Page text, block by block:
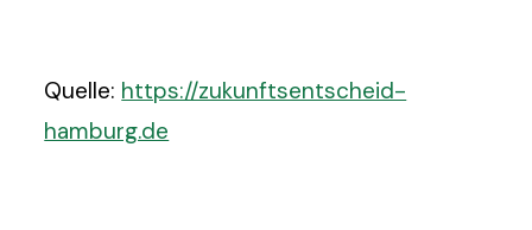
Quelle: https://zukunftsentscheid-
hamburg.de